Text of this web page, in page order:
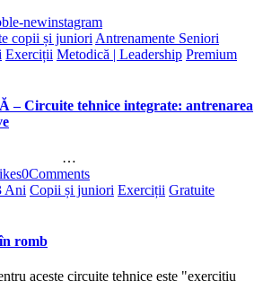
newinstagram
copii și juniori Antrenamente Seniori
Exerciții Metodică | Leadership Premium
Circuite tehnice integrate: antrenarea
…
0Comments
Ani Copii și juniori Exerciții Gratuite
romb
aceste circuite tehnice este "exercițiu